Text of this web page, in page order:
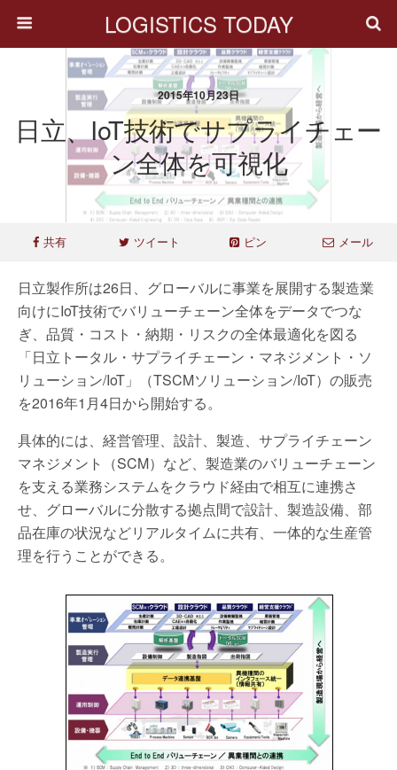
LOGISTICS TODAY
2015年10月23日
日立、IoT技術でサプライチェー
ン全体を可視化
共有 ツイート ピン メール
日立製作所は26日、グローバルに事業を展開する製造業
向けにIoT技術でバリューチェーン全体をデータでつな
ぎ、品質・コスト・納期・リスクの全体最適化を図る
「日立トータル・サプライチェーン・マネジメント・ソ
リューション/IoT」（TSCMソリューション/IoT）の販売
を2016年1月4日から開始する。
具体的には、経営管理、設計、製造、サプライチェーン
マネジメント（SCM）など、製造業のバリューチェーン
を支える業務システムをクラウド経由で相互に連携さ
せ、グローバルに分散する拠点間で設計、製造設備、部
品在庫の状況などリアルタイムに共有、一体的な生産管
理を行うことができる。